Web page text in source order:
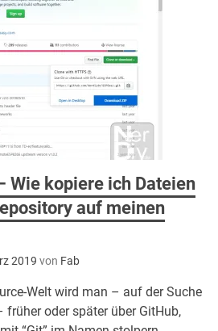
Wie kopiere ich Dateien
auf meinen
2019 von Fab
Welt wird man – auf der Suche
oder später über GitHub,